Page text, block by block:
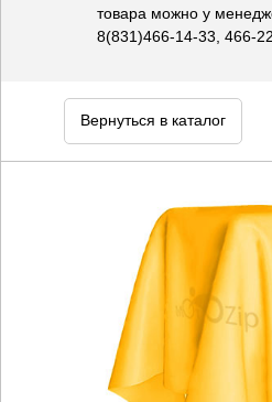
товара можно у
8(831)466-14-33, 466-
Вернуться в каталог